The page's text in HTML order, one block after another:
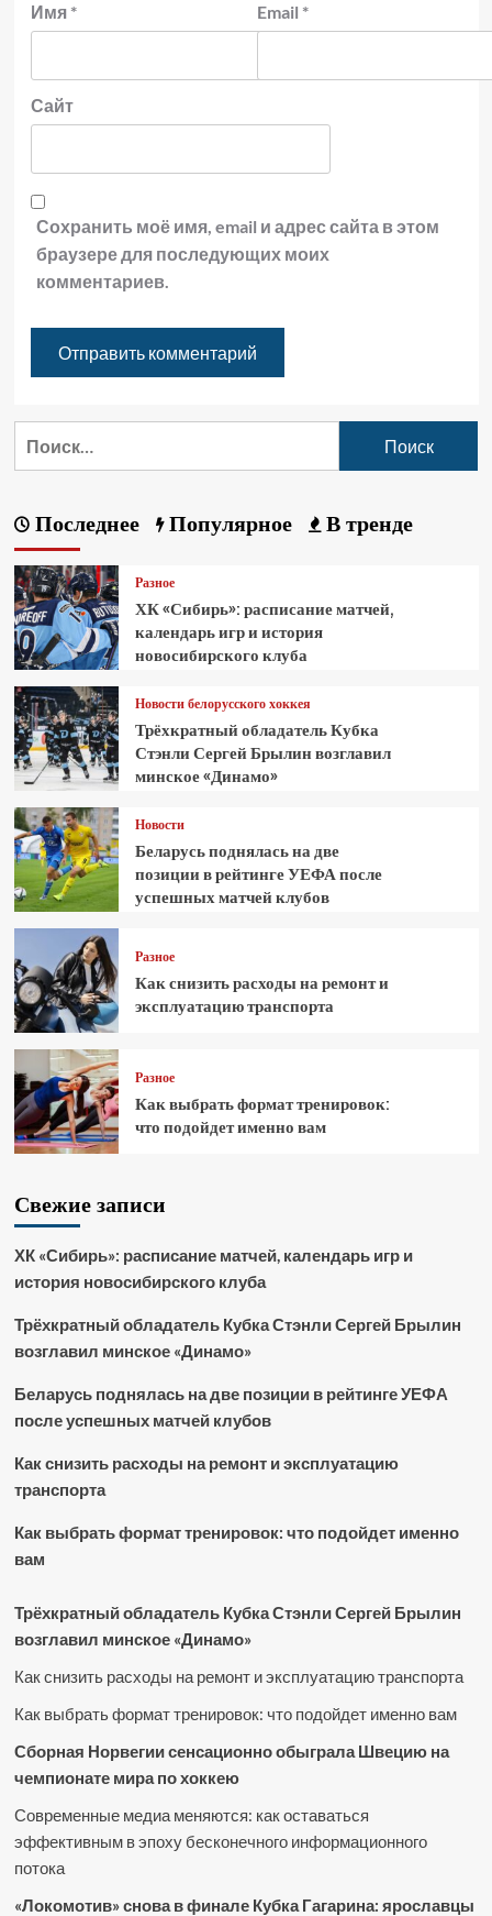
Имя * Email *
Сайт
Сохранить моё имя, email и адрес сайта в этом
браузере для последующих моих
комментариев.
Последнее Популярное В тренде
Разное
ХК «Сибирь»: расписание матчей,
календарь игр и история
новосибирского клуба
Новости белорусского хоккея
Трёхкратный обладатель Кубка
Стэнли Сергей Брылин возглавил
минское «Динамо»
Новости
Беларусь поднялась на две
позиции в рейтинге УЕФА после
успешных матчей клубов
Разное
Как снизить расходы на ремонт и
эксплуатацию транспорта
Разное
Как выбрать формат тренировок:
что подойдет именно вам
Свежие записи
ХК «Сибирь»: расписание матчей, календарь игр и
история новосибирского клуба
Трёхкратный обладатель Кубка Стэнли Сергей Брылин
возглавил минское «Динамо»
Беларусь поднялась на две позиции в рейтинге УЕФА
после успешных матчей клубов
Как снизить расходы на ремонт и эксплуатацию
транспорта
Как выбрать формат тренировок: что подойдет именно
вам
Трёхкратный обладатель Кубка Стэнли Сергей Брылин
возглавил минское «Динамо»
Как снизить расходы на ремонт и эксплуатацию транспорта
Как выбрать формат тренировок: что подойдет именно вам
Сборная Норвегии сенсационно обыграла Швецию на
чемпионате мира по хоккею
Современные медиа меняются: как оставаться
эффективным в эпоху бесконечного информационного
потока
«Локомотив» снова в финале Кубка Гагарина: ярославцы